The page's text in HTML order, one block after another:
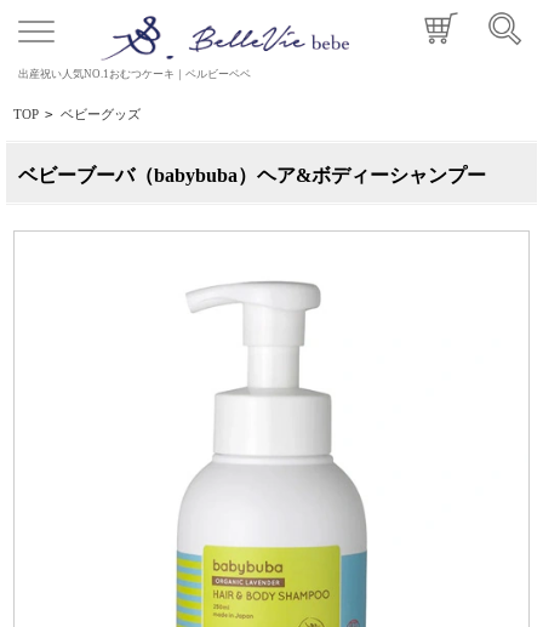
出産祝い人気NO.1おむつケーキ｜ベルビーベベ
TOP > ベビーグッズ
ベビーブーバ（babybuba）ヘア&ボディーシャンプー